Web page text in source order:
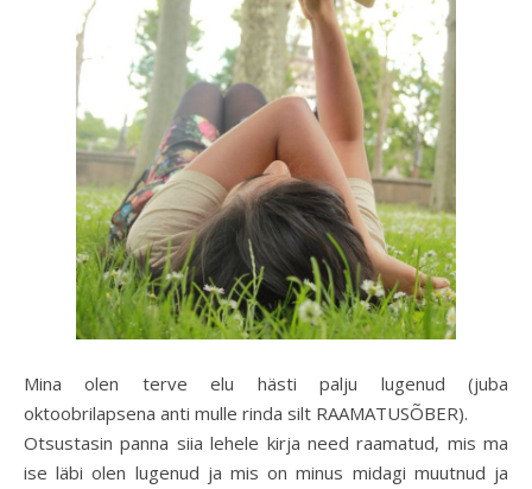
Mina olen terve elu hästi palju lugenud (juba
oktoobrilapsena anti mulle rinda silt RAAMATUSÕBER).
Otsustasin panna siia lehele kirja need raamatud, mis ma
ise läbi olen lugenud ja mis on minus midagi muutnud ja